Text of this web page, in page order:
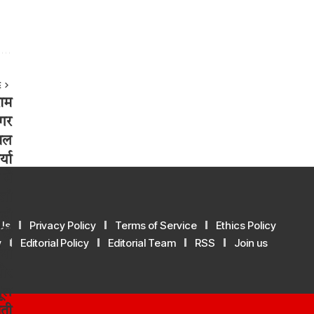
Privacy Policy Terms of Service
Ethics Policy
Editorial Policy Editorial Team RSS Join us